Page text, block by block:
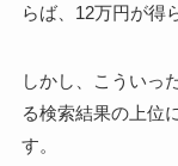
らば、12万円が得
しかし、こういっ
る検索結果の上位
す。